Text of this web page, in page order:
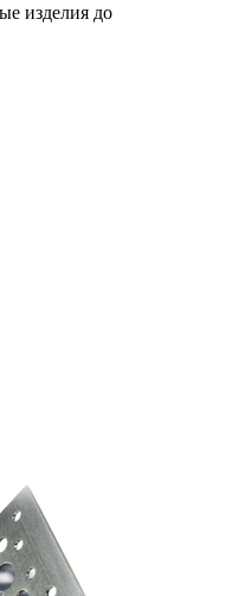
изделия до